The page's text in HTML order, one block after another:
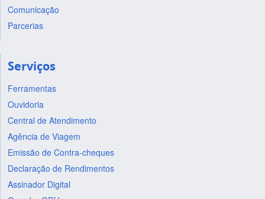
Comunicação
Parcerias
Serviços
Ferramentas
Ouvidoria
Central de Atendimento
Agência de Viagem
Emissão de Contra-cheques
Declaração de Rendimentos
Assinador Digital